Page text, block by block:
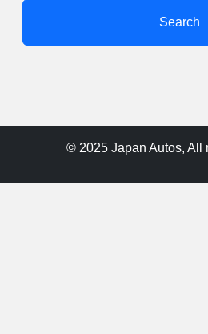
Search
© 2025 Japan Autos, All